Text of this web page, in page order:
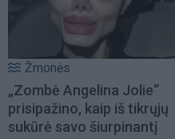
Žmonės
„Zombė Angelina Jolie“
prisipažino, kaip iš tikrųjų
sukūrė savo šiurpinantį